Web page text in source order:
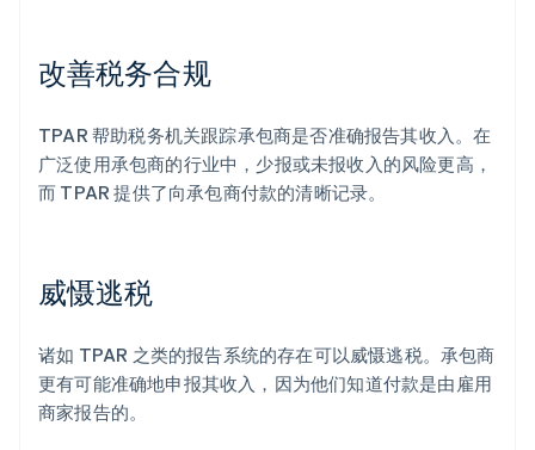
改善税务合规
TPAR 帮助税务机关跟踪承包商是否准确报告其收入。在
广泛使用承包商的行业中，少报或未报收入的风险更高，
而 TPAR 提供了向承包商付款的清晰记录。
威慑逃税
诸如 TPAR 之类的报告系统的存在可以威慑逃税。承包商
更有可能准确地申报其收入，因为他们知道付款是由雇用
商家报告的。